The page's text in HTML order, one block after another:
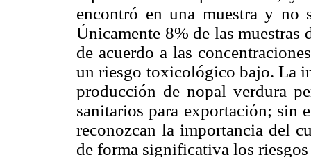
encontró en una muestra y
Únicamente 8% de las muestras
de acuerdo a las
un riesgo toxicológico bajo. La
producción de nopal verdura
sanitarios para exportación; sin
reconozcan la importancia del
de forma significativa los